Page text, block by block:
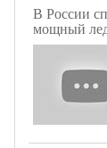
В России
мощный